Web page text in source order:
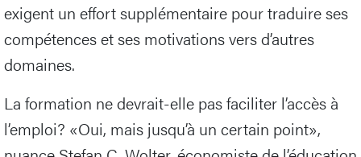
exigent un effort supplémentaire pour traduire ses
compétences et ses motivations vers d’autres
domaines.
La formation ne devrait-elle pas faciliter l’accès à
l’emploi? «Oui, mais jusqu’à un certain point»,